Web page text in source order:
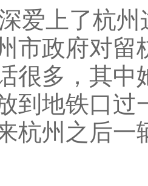
爱上了杭
市政府对留
很多，其
到地铁口
杭州之后一